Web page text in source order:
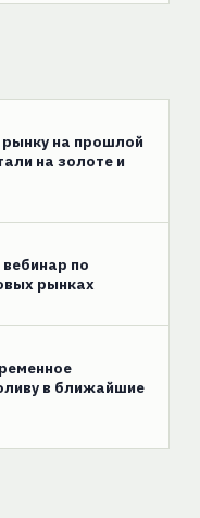
на прошлой
на золоте и
по
рынках
в ближайшие